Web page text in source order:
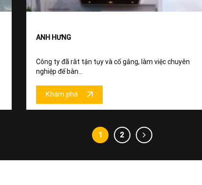
ANH HƯNG
Công ty đã rât tận tụy và cố gắng, làm việc chuyên
nghiệp để bàn...
Khám phá
1 2